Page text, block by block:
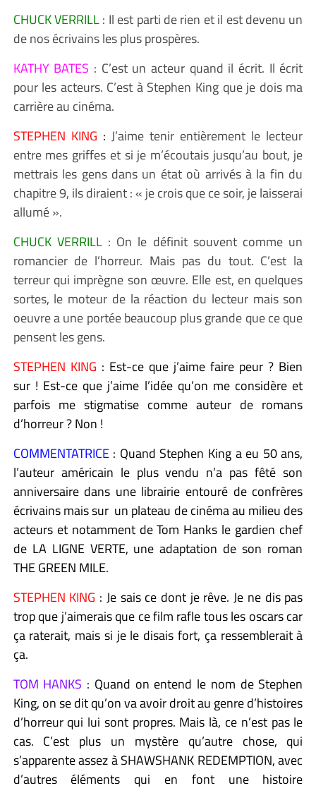
CHUCK VERRILL: Il est parti de rien et il est devenu un
de nos écrivains les plus prospères.
KATHY BATES : C’est un acteur quand il écrit. Il écrit
pour les acteurs. C’est à Stephen King que je dois ma
carrière au cinéma.
STEPHEN KING : J’aime tenir entièrement le lecteur
entre mes griffes et si je m’écoutais jusqu’au bout, je
mettrais les gens dans un état où arrivés à la fin du
chapitre 9, ils diraient : « je crois que ce soir, je laisserai
allumé ».
CHUCK VERRILL: On le définit souvent comme un
romancier de l’horreur. Mais pas du tout. C’est la
terreur qui imprègne son œuvre. Elle est, en quelques
sortes, le moteur de la réaction du lecteur mais son
oeuvre a une portée beaucoup plus grande que ce que
pensent les gens.
STEPHEN KING : Est-ce que j’aime faire peur ? Bien
sur ! Est-ce que j’aime l’idée qu’on me considère et
parfois me stigmatise comme auteur de romans
d’horreur ? Non !
COMMENTATRICE: Quand Stephen King a eu 50 ans,
l’auteur américain le plus vendu n’a pas fêté son
anniversaire dans une librairie entouré de confrères
écrivains mais sur un plateau de cinéma au milieu des
acteurs et notamment de Tom Hanks le gardien chef
de LA LIGNE VERTE, une adaptation de son roman
THE GREEN MILE.
STEPHEN KING : Je sais ce dont je rêve. Je ne dis pas
trop que j’aimerais que ce film rafle tous les oscars car
ça raterait, mais si je le disais fort, ça ressemblerait à
ça.
TOM HANKS : Quand on entend le nom de Stephen
King, on se dit qu’on va avoir droit au genre d’histoires
d’horreur qui lui sont propres. Mais là, ce n’est pas le
cas. C’est plus un mystère qu’autre chose, qui
s’apparente assez à SHAWSHANK REDEMPTION, avec
d’autres éléments qui en font une histoire